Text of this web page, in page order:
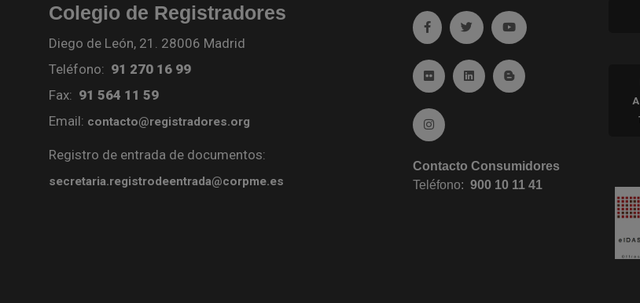
Colegio de Registradores
Diego de León, 21. 28006 Madrid
Teléfono: 91 270 16 99
Fax: 91 564 11 59
Email: contacto@registradores.org
Registro de entrada de documentos:
secretaria.registrodeentrada@corpme.es
Ir a facebook (abre en ventana nueva)
Ir a twitter (abre en ventana
Ir a YouTube (abre en
Ir a Flickr (abre en ventana nueva)
Ir a Linkedin (abre en ventana
Ir al Blog (abre en
Ir a Instagram (abre en ventana nueva)
Contacto Consumidores
Teléfono:900 10 11 41